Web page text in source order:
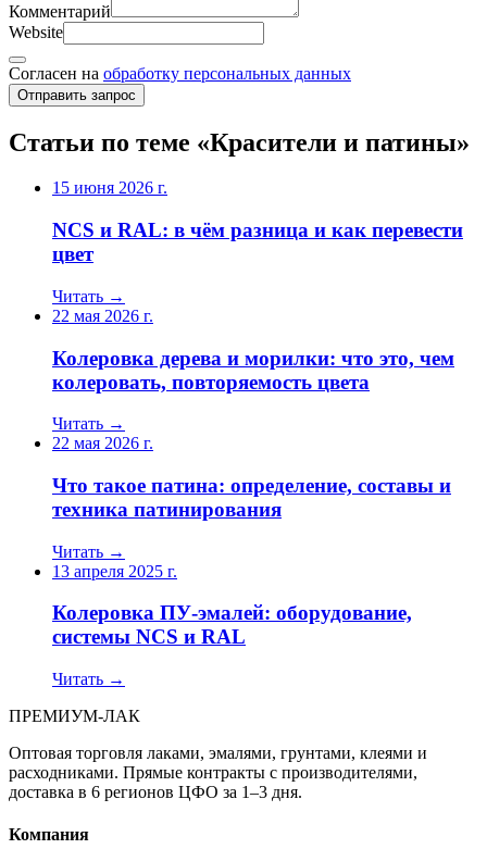
Комментарий
Website
Согласен на обработку персональных данных
Отправить запрос
Статьи по теме «Красители и патины»
15 июня 2026 г.
NCS и RAL: в чём разница и как перевести
цвет
Читать →
22 мая 2026 г.
Колеровка дерева и морилки: что это, чем
колеровать, повторяемость цвета
Читать →
22 мая 2026 г.
Что такое патина: определение, составы и
техника патинирования
Читать →
13 апреля 2025 г.
Колеровка ПУ-эмалей: оборудование,
системы NCS и RAL
Читать →
ПРЕМИУМ-ЛАК
Оптовая торговля лаками, эмалями, грунтами, клеями и
расходниками. Прямые контракты с производителями,
доставка в 6 регионов ЦФО за 1–3 дня.
Компания